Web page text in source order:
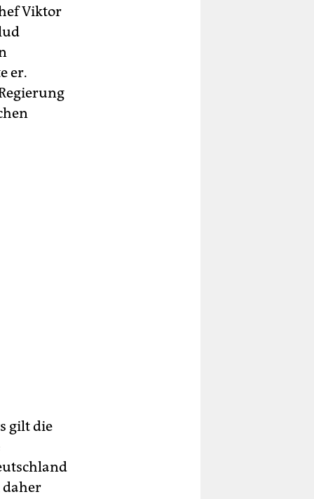
Viktor
er.
gilt die
daher